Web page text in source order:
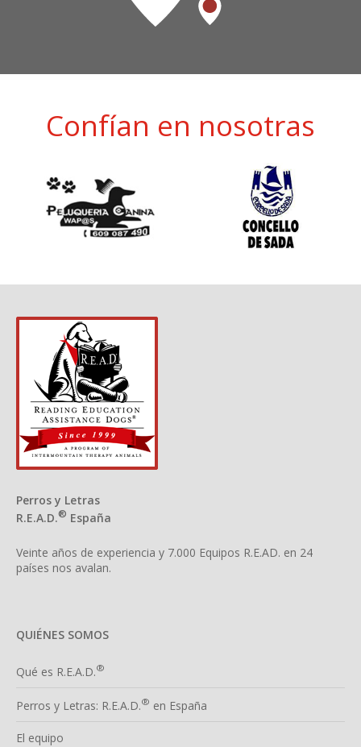
Confían en nosotras
Perros y Letras
R.E.A.D.® España
Veinte años de experiencia y 7.000 Equipos R.E.AD. en 24
países nos avalan.
QUIÉNES SOMOS
Qué es R.E.A.D.®
Perros y Letras: R.E.A.D.® en España
El equipo